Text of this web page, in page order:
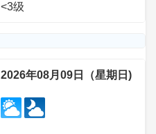
<3级
2026年08月09日（星期日)